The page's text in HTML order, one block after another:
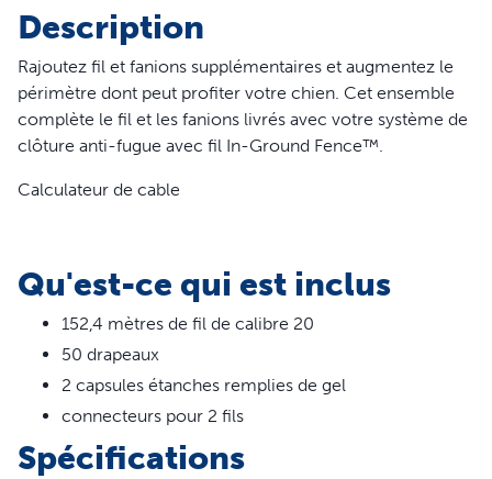
Description
Rajoutez fil et fanions supplémentaires et augmentez le
périmètre dont peut profiter votre chien. Cet ensemble
complète le fil et les fanions livrés avec votre système de
clôture anti-fugue avec fil In-Ground Fence™.
Calculateur de cable
Qu'est-ce qui est inclus
152,4 mètres de fil de calibre 20
50 drapeaux
2 capsules étanches remplies de gel
connecteurs pour 2 fils
Spécifications